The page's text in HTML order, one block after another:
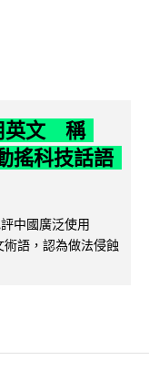
英文 稱
搖科技話語
中國廣泛使用
術語，認為做法侵蝕